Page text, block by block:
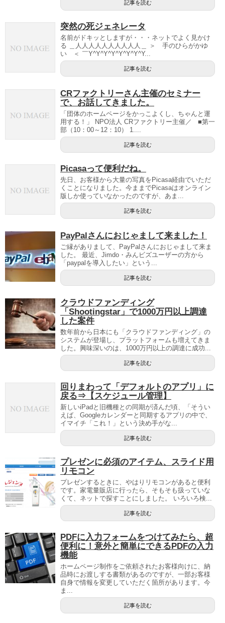
記事を読む
突然の死ジェネレータ
名前がドキッとしますが・・・ネットでよく見かけ
る ＿人人人人人人人人人人＿ ＞ 手のひらがかゆ
い ＜ ￣Y^Y^Y^Y^Y^Y^Y^Y...
記事を読む
CRファクトリーさん主催のセミナー
で、お話してきました。
「団体のホームページをかっこよくし、ちゃんと運
用する！」 NPO法人 CRファクトリー主催／ ■第一
部（10：00～12：10） 1....
記事を読む
Picasaって便利だね。
先日、お客様から大量の写真をPicasa経由でいただ
くことになりました。今ままでPicasaはオンライン
版しか使っていなかったのですが、あま...
記事を読む
PayPalさんにおじゃまして来ました！
ご縁がありまして、PayPalさんにおじゃまして来ま
した。 最近、Jimdo・みんビズユーザーの方から
「paypalを導入したい」という...
記事を読む
クラウドファンディング
「Shootingstar」で1000万円以上調達
した案件
数年前から日本にも「クラウドファンディング」の
システムが登場し、プラットフォームも増えてきま
した。興味深いのは、1000万円以上の調達に成功...
記事を読む
回りまわって「デフォルトのアプリ」に
戻る⇒【スケジュール管理】
新しいiPadと旧機種との同期が済んだ頃、「そうい
えば、Googleカレンダーと同期するアプリの中で、
イマイチ「これ！」という決め手がな...
記事を読む
プレゼンに必須のアイテム、スライド用
リモコン
プレゼンするときに、やはりリモコンがあると便利
です。家電量販店に行ったら、そもそも扱っていな
くて、ネットで探すことにしました。 いろいろ検...
記事を読む
PDFに入力フォームをつけてみたら、超
便利に！意外と簡単にできるPDFの入力
機能
ホームページ制作をご依頼されたお客様向けに、納
品時にお渡しする書類があるのですが、一部お客様
自身で情報を変更していただく箇所があります。今
ま...
記事を読む